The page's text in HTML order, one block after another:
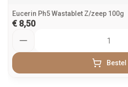
Eucerin Ph5 Wastablet Z/zeep 100g
€ 8,50
Bestel